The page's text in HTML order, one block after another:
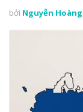
bởi Nguyễn Hoàng